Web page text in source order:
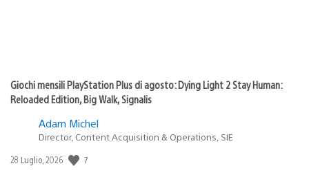
Giochi mensili PlayStation Plus di agosto: Dying Light 2 Stay Human:
Reloaded Edition, Big Walk, Signalis
Adam Michel
Director, Content Acquisition & Operations, SIE
Data
28 Luglio, 2026 7